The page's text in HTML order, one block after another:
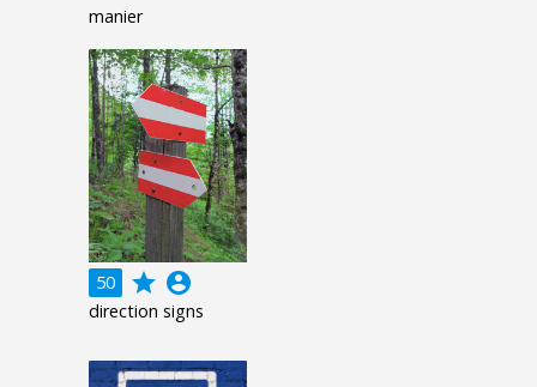
manier
50 grade account_circle
direction signs